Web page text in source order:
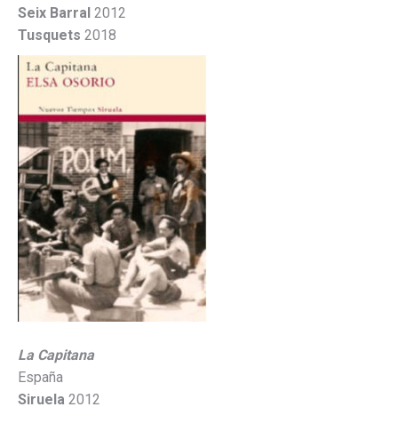
Seix Barral 2012
Tusquets 2018
La Capitana
España
Siruela 2012